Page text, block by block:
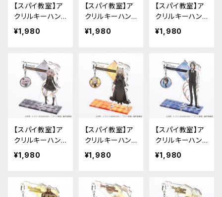
【スパイ教室】ア
クリルキーハン
ガー（モニカ）
¥1,980
【スパイ教室】ア
クリルキーハン
ガー（ティア）
¥1,980
【スパイ教室】ア
クリルキーハン
ガー（サラ）
¥1,980
【スパイ教室】ア
クリルキーハン
ガー（アネット）
¥1,980
【スパイ教室】ア
クリルキーハン
ガー（エルナ）
¥1,980
【スパイ教室】ア
クリルキーハン
ガー（クラウス）
¥1,980